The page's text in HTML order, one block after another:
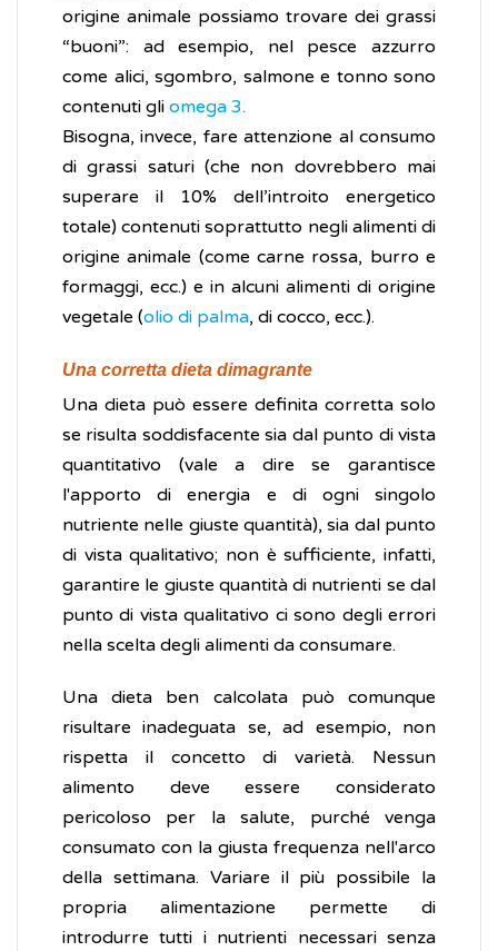
origine animale possiamo trovare dei grassi
“buoni”: ad esempio, nel pesce azzurro
come alici, sgombro, salmone e tonno sono
contenuti gli omega 3.
Bisogna, invece, fare attenzione al consumo
di grassi saturi (che non dovrebbero mai
superare il 10% dell’introito energetico
totale) contenuti soprattutto negli alimenti di
origine animale (come carne rossa, burro e
formaggi, ecc.) e in alcuni alimenti di origine
vegetale (olio di palma, di cocco, ecc.).
Una corretta dieta dimagrante
Una dieta può essere definita corretta solo
se risulta soddisfacente sia dal punto di vista
quantitativo (vale a dire se garantisce
l'apporto di energia e di ogni singolo
nutriente nelle giuste quantità), sia dal punto
di vista qualitativo; non è sufficiente, infatti,
garantire le giuste quantità di nutrienti se dal
punto di vista qualitativo ci sono degli errori
nella scelta degli alimenti da consumare.
Una dieta ben calcolata può comunque
risultare inadeguata se, ad esempio, non
rispetta il concetto di varietà. Nessun
alimento deve essere considerato
pericoloso per la salute, purché venga
consumato con la giusta frequenza nell'arco
della settimana. Variare il più possibile la
propria alimentazione permette di
introdurre tutti i nutrienti necessari senza